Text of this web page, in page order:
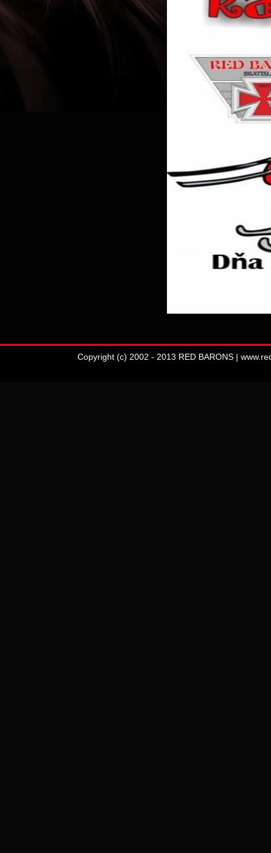
Copyright (c) 2002 - 2013 RED BARONS |